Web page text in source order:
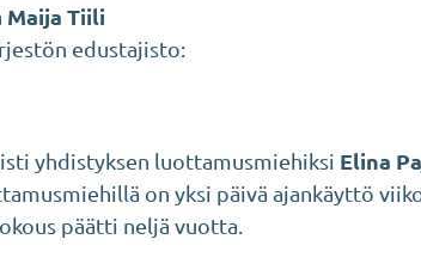
Maija Tiili
edustajisto:
yhdistyksen luottamusmiehiksi Elina
on yksi päivä ajankäyttö
päätti neljä vuotta.